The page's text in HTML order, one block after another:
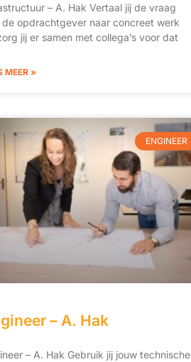
– A. Hak Vertaal jij de vraag
de opdrachtgever naar concreet werk
jij er samen met collega’s voor dat
MEER »
ENGINEER
– A. Hak
– A. Hak Gebruik jij jouw technische